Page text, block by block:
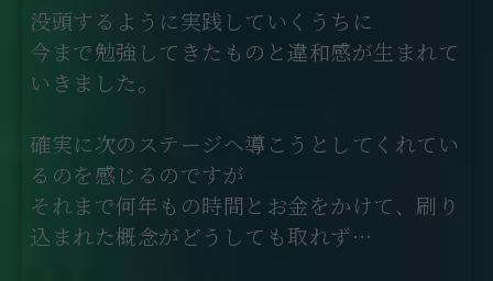
没頭するように実践していくうちに
今まで勉強してきたものと違和感が生まれて
いきました。
確実に次のステージへ導こうとしてくれてい
るのを感じるのですが
それまで何年もの時間とお金をかけて、刷り
込まれた概念がどうしても取れず…